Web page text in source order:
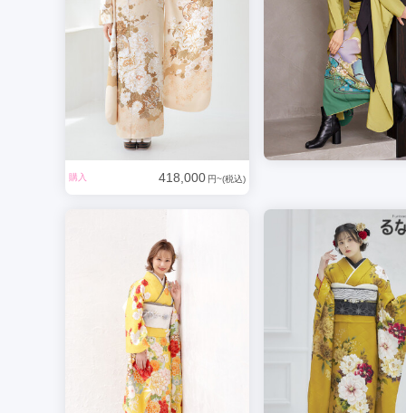
購入 418,000 円~(税込)